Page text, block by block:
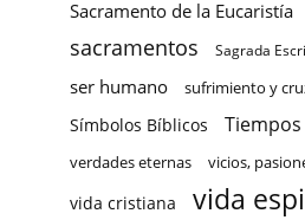
Sacramento de la Eucaristía
sacramentos Sagrada
ser humano sufrimiento y
Símbolos Bíblicos
verdades eternas vicios,
vida cristiana vida